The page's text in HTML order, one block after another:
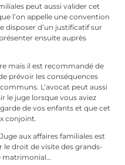
peut aussi valider cet
l’on appelle une convention
disposer d’un justificatif sur
ensuite auprès
mais il est recommandé de
prévoir les conséquences
L’avocat peut aussi
le juge lorsque vous aviez
de vos enfants et que cet
conjoint.
aux affaires familiales est
droit de visite des grands-
matrimonial…